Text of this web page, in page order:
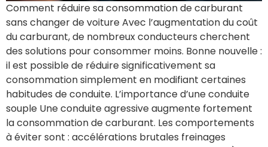
Comment réduire sa consommation de carburant
sans changer de voiture Avec l’augmentation du coût
du carburant, de nombreux conducteurs cherchent
des solutions pour consommer moins. Bonne nouvelle :
il est possible de réduire significativement sa
consommation simplement en modifiant certaines
habitudes de conduite. L’importance d’une conduite
souple Une conduite agressive augmente fortement
la consommation de carburant. Les comportements
à éviter sont : accélérations brutales freinages